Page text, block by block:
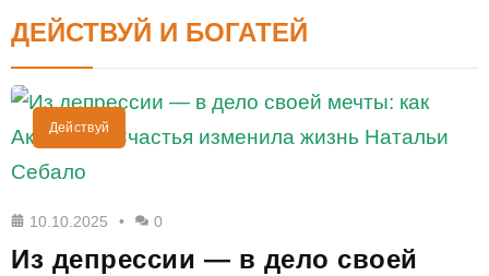
ДЕЙСТВУЙ И БОГАТЕЙ
Действуй
10.10.2025 0
Из депрессии — в дело своей